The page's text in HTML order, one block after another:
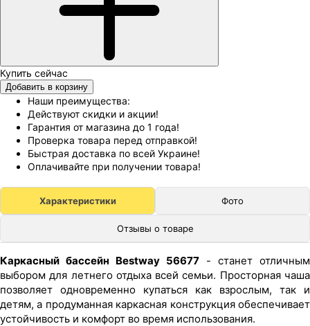
Добавить в корзину
Наши преимущества:
Действуют скидки и акции!
Гарантия от магазина до 1 года!
Проверка товара перед отправкой!
Быстрая доставка по всей Украине!
Оплачивайте при получении товара!
Характеристики Фото
Отзывы о товаре
Каркасный бассейн Bestway 56677 - станет отличным
выбором для летнего отдыха всей семьи. Просторная чаша
позволяет одновременно купаться как взрослым, так и
детям, а продуманная каркасная конструкция обеспечивает
устойчивость и комфорт во время использования.